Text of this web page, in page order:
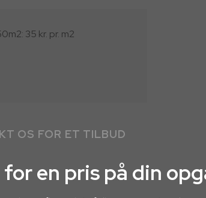
35 kr. pr. m2
OS FOR ET TILBUD
en pris på din